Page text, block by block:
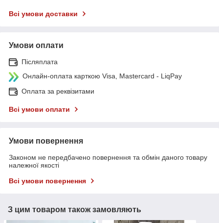
Всі умови доставки
Умови оплати
Післяплата
Онлайн-оплата карткою Visa, Mastercard - LiqPay
Оплата за реквізитами
Всі умови оплати
Умови повернення
Законом не передбачено повернення та обмін даного товару
належної якості
Всі умови повернення
З цим товаром також замовляють